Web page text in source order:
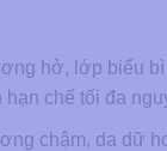
hở, lớp biểu
chế tối đa
chậm, da dữ